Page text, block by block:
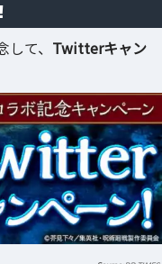
て、 Twitterキャン